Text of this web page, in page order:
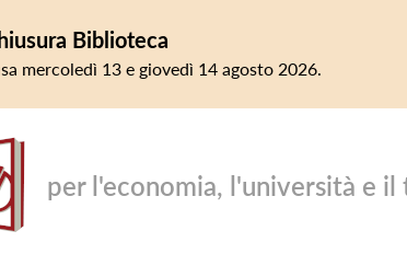
Biblioteca
mercoledì 13 e giovedì 14 agosto 2026.
per l'economia, l'università e